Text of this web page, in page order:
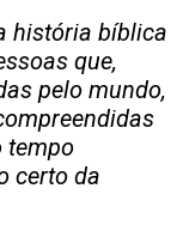
história bíblica
que,
pelo mundo,
tempo
certo da